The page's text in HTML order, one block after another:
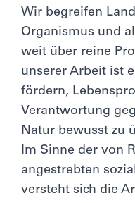
Wir begreifen
Organismus und
weit über reine
unserer Arbeit ist
fördern,
Verantwortung
Natur bewusst zu
Im Sinne der von
angestrebten
versteht sich die